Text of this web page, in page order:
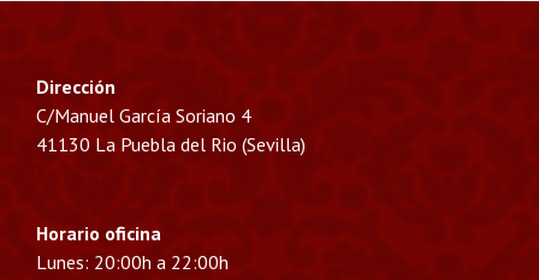
Dirección
C/Manuel García Soriano 4
41130 La Puebla del Rio (Sevilla)
Horario oficina
Lunes: 20:00h a 22:00h